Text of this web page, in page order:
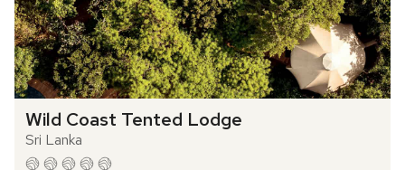
Wild Coast Tented Lodge
Sri Lanka